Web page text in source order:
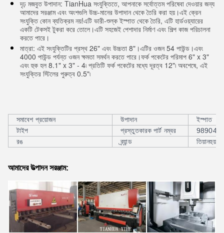
দৃঢ় মজবুত উপাদান: TianHua সংযুক্তিতে, আপনাকে সর্বোত্তম পরিষেবা দেওয়ার জন্য
আমাদের সরঞ্জাম এবং অংশগুলি উচ্চ-মানের উপাদান থেকে তৈরি করা হয়।এই ক্রেন
সংযুক্তি কোন ব্যতিক্রম নয়!এটি ভারী-শুল্ক ইস্পাত থেকে তৈরি, এটি হার্ডওয়্যারের
একটি টেকসই টুকরা করে তোলে।এটি সহজেই পেশাদার নির্মাণ এবং শিল্প কাজ পরিচালনা
করতে পারে।
মাত্রা: এই সংযুক্তিটির প্রস্থ 26" এবং উচ্চতা 8"।এটির ওজন 54 পাউন্ড।এবং
4000 পাউন্ড পর্যন্ত ওজন ক্ষমতা সমর্থন করতে পারে।ফর্ক পকেটের পরিমাপ 6" x 3"
এবং হুক হল 8.1" x 3" - 4৷ প্রতিটি ফর্ক পকেটের মধ্যে দূরত্ব 12"৷ অবশেষে, এই
সংযুক্তির স্টিলের পুরুত্ব 0.5"৷
সমাবেশ প্রয়োজন
একত্রিত
টাইপ
ফর্কলিফট উত্তোলন সুইভেল হুক
রঙ নীল
উপাদান
ইস্পাত
প্রস্তুতকারক পার্ট নম্বর
989046
ব্র্যান্ড
তিয়ানহুয়া
আমাদের উত্পাদন সরঞ্জাম: